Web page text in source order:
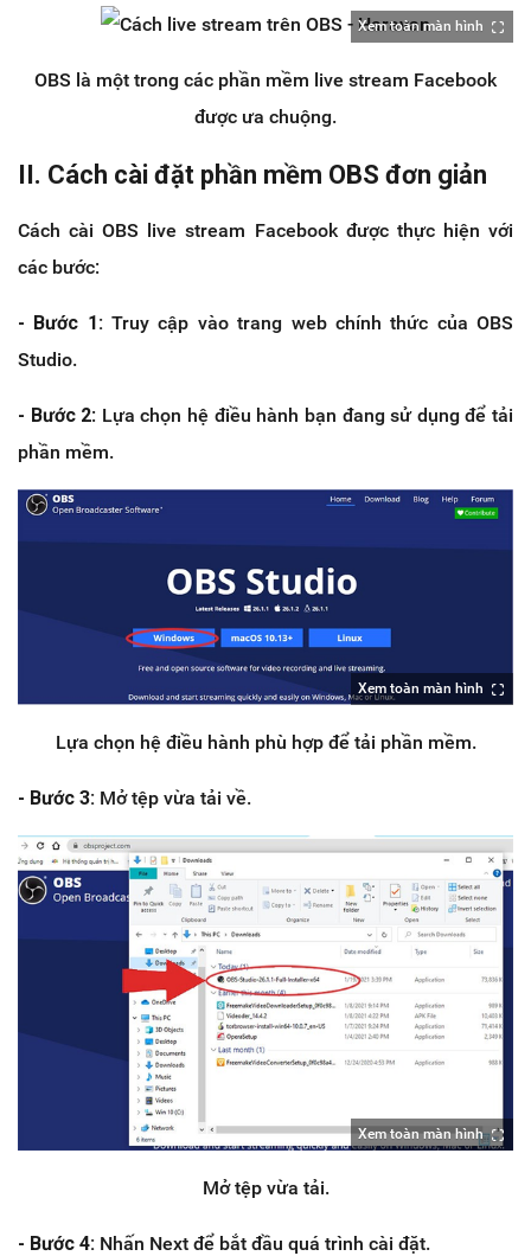
Xem toàn màn hình
OBS là một trong các phần mềm live stream Facebook
được ưa chuộng.
II. Cách cài đặt phần mềm OBS đơn giản
Cách cài OBS live stream Facebook được thực hiện với
các bước:
- Bước 1:Truy cập vào trang web chính thức của OBS
Studio.
- Bước 2: Lựa chọn hệ điều hành bạn đang sử dụng để tải
phần mềm.
Xem toàn màn hình
Lựa chọn hệ điều hành phù hợp để tải phần mềm.
- Bước 3: Mở tệp vừa tải về.
Xem toàn màn hình
Mở tệp vừa tải.
- Bước 4: Nhấn Next để bắt đầu quá trình cài đặt.